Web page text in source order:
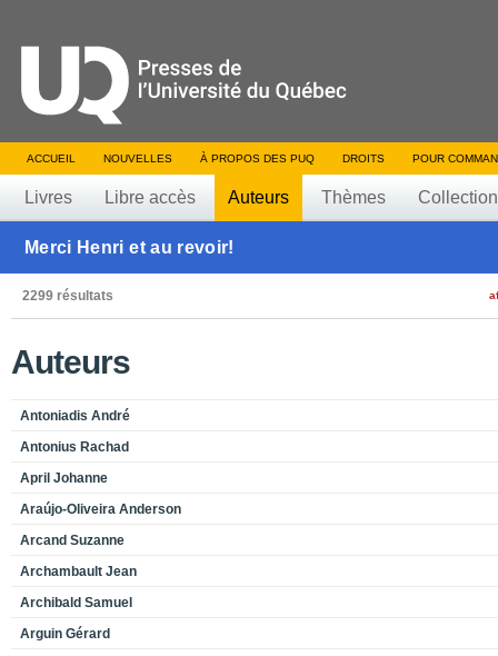
ACCUEIL NOUVELLES À PROPOS DES PUQ DROITS POUR
Livres Libre accès Auteurs Thèmes
Merci Henri et au revoir!
2299 résultats
Auteurs
Antoniadis André
Antonius Rachad
April Johanne
Araújo-Oliveira Anderson
Arcand Suzanne
Archambault Jean
Archibald Samuel
Arguin Gérard